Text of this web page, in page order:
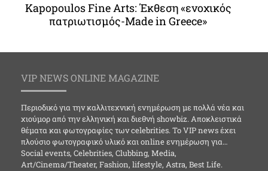
Kapopoulos Fine Arts: Έκθεση «ενοχικός
πατριωτισμός-Made in Greece»
VIP NEWS ONLINE MAGAZINE
Περιοδικό για την καλλιτεχνική ενημέρωση με πολλά νέα και
χιούμορ από την ελληνική και διεθνή showbiz. Αποκλειστικά
θέματα και φωτογραφίες των celebrities. Το VIP news έχει
πλούσιο φωτογραφικό υλικό και online ενημέρωση για…
Social events, Celebrities, Clubbing, Media,
Art/Cinema/Theater, Fashion, lifestyle, Astra, Best Life.